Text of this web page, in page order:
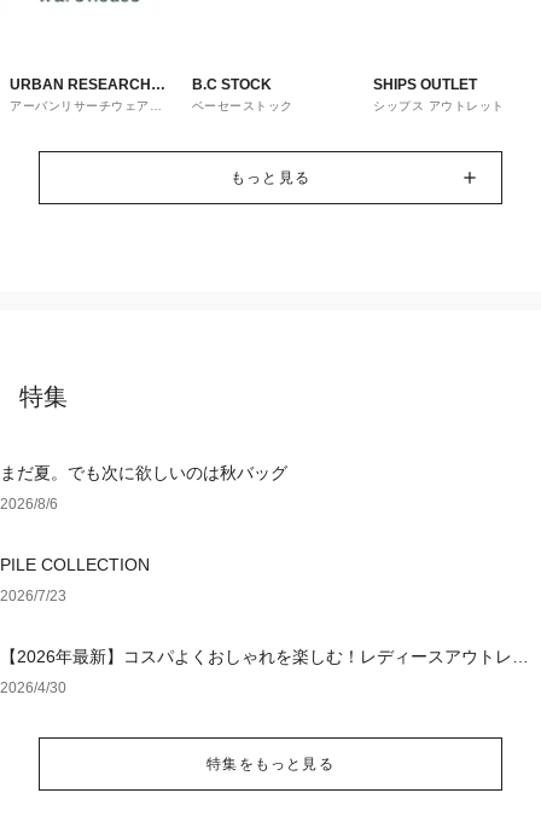
URBAN RESEARCH
ware house
アーバンリサーチウェアハ
B.C STOCK
ベーセーストック
SHIPS OUTLET
シップス アウトレット
もっと見る
特集
まだ夏。でも次に欲しいのは秋バッグ
2026/8/6
PILE COLLECTION
2026/7/23
【2026年最新】コスパよくおしゃれを楽しむ！レディースアウトレッ
トおすすめブランド特集
2026/4/30
特集をもっと見る